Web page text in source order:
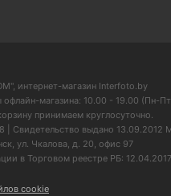
интернет-магазин Interfoto.by
магазина: 10.00 - 19.00 (Пн-
принимаем круглосуточно.
| Свидетельство выдано 13.09.2012
ул. Чкалова, д. 20, офис 97
в Торговом реестре РБ:
cookie